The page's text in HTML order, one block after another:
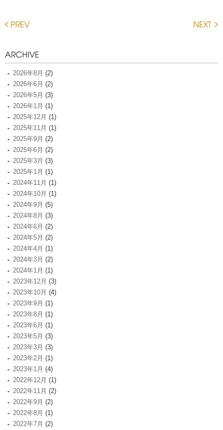
2026年8月 (2)
2026年6月 (2)
2026年5月 (3)
2026年1月 (1)
2025年12月 (1)
2025年11月 (1)
2025年9月 (2)
2025年6月 (2)
2025年3月 (3)
2025年1月 (1)
2024年11月 (1)
2024年10月 (1)
2024年9月 (5)
2024年8月 (3)
2024年6月 (2)
2024年5月 (2)
2024年4月 (1)
2024年3月 (2)
2024年1月 (1)
2023年12月 (3)
2023年10月 (4)
2023年9月 (1)
2023年8月 (1)
2023年6月 (1)
2023年5月 (3)
2023年3月 (3)
2023年2月 (1)
2023年1月 (4)
2022年12月 (1)
2022年11月 (2)
2022年9月 (2)
2022年8月 (1)
2022年7月 (2)